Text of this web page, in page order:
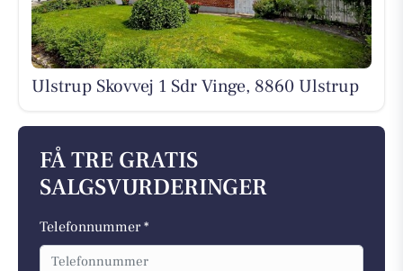
Ulstrup Skovvej 1 Sdr Vinge, 8860 Ulstrup
FÅ TRE GRATIS
SALGSVURDERINGER
Telefonnummer *